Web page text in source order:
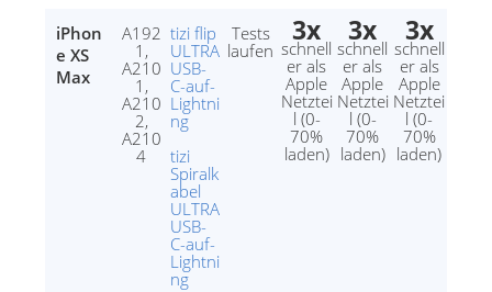
iPhon
e XS
Max
A192
1,
A210
1,
A210
2,
A210
4
tizi flip
ULTRA
USB-
C-auf-
Lightni
ng
tizi
Spiralk
abel
ULTRA
USB-
C-auf-
Lightni
ng
Tests
laufen
3x
schnell
er als
Apple
Netztei
l (0-
70%
laden)
3x
schnell
er als
Apple
Netztei
l (0-
70%
laden)
3x
schnell
er als
Apple
Netztei
l (0-
70%
laden)